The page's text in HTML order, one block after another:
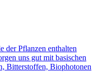
der Pflanzen enthalten
uns gut mit basischen
Bitterstoffen, Biophotonen